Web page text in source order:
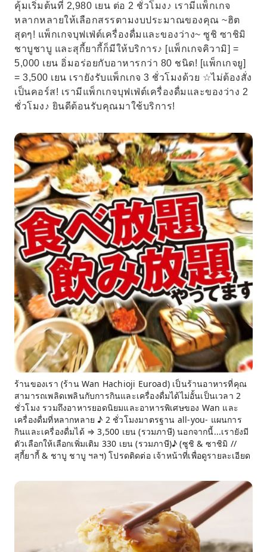
คุ้มเริ่มต้นที่ 2,980 เยน ต่อ 2 ชั่วโมง♪ เรามีแพ็กเกจ
หลากหลายให้เลือกสรรตามงบประมาณของคุณ ~ฮิต
สุดๆ! แพ็กเกจบุฟเฟ่ต์เครื่องดื่มและของว่าง~ ซูชิ ซาชิมิ
ชาบูชาบู และสุกี้ยากี้ก็มีให้บริการ♪ [แพ็กเกจคิวามิ] =
5,000 เยน อิ่มอร่อยกับอาหารกว่า 80 ชนิด! [แพ็กเกจยู]
= 3,500 เยน เรายังรับแพ็กเกจ 3 ชั่วโมงด้วย ☆ไม่ต้องสั่ง
เป็นคอร์ส! เรามีแพ็กเกจบุฟเฟ่ต์เครื่องดื่มและของว่าง 2
ชั่วโมง♪ ยินดีต้อนรับคุณมาใช้บริการ!
ร้านของเรา (ร้าน Wan Hachioji Euroad) เป็นร้านอาหารที่คุณ
สามารถเพลิดเพลินกับการกินและเครื่องดื่มได้ไม่อั้นเป็นเวลา 2
ชั่วโมง รวมถึงอาหารยอดนิยมและอาหารพิเศษของ Wan และ
เครื่องดื่มที่หลากหลาย ♪ 2 ชั่วโมงมาตรฐาน all-you- แผนการ
กินและเครื่องดื่มได้ ⇒ 3,500 เยน (รวมภาษี) นอกจากนี้...เรายังมี
ตัวเลือกให้เลือกเพิ่มเติม 330 เยน (รวมภาษี)♪ (ซูชิ & ซาชิมิ //
สุกี้ยากี้ & ชาบู ชาบู ฯลฯ) โปรดติดต่อ เจ้าหน้าที่เพื่อดูรายละเอียด